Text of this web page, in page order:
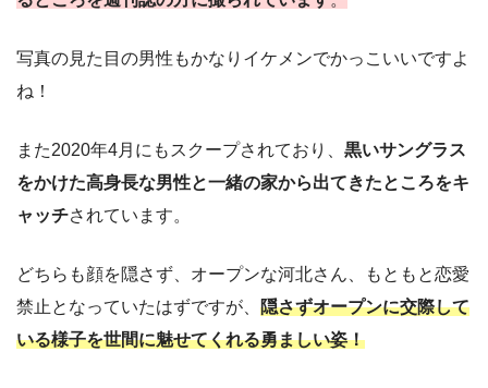
写真の見た目の男性もかなりイケメンでかっこいいですよ
ね！
また2020年4月にもスクープされており、 黒いサングラス
をかけた高身長な男性と一緒の家から出てきたところをキ
ャッチされています。
どちらも顔を隠さず、オープンな河北さん、もともと恋愛
禁止となっていたはずですが、 隠さずオープンに交際して
いる様子を世間に魅せてくれる勇ましい姿！